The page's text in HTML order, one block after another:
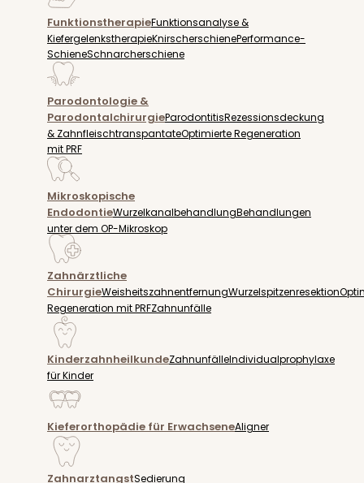
FunktionstherapieFunktionsanalyse &
KiefergelenkstherapieKnirscherschienePerformance-
SchieneSchnarcherschiene
Parodontologie &
ParodontalchirurgieParodontitisRezessionsdeckung
& ZahnfleischtranspantateOptimierte Regeneration
mit PRF
Mikroskopische
EndodontieWurzelkanalbehandlungBehandlungen
unter dem OP-Mikroskop
Zahnärztliche
ChirurgieWeisheitszahnentfernungWurzelspitzenresektion
Regeneration mit PRFZahnunfälle
KinderzahnheilkundeZahnunfälleIndividualprophylaxe
für Kinder
Kieferorthopädie für ErwachseneAligner
ZahnarztangstSedierung